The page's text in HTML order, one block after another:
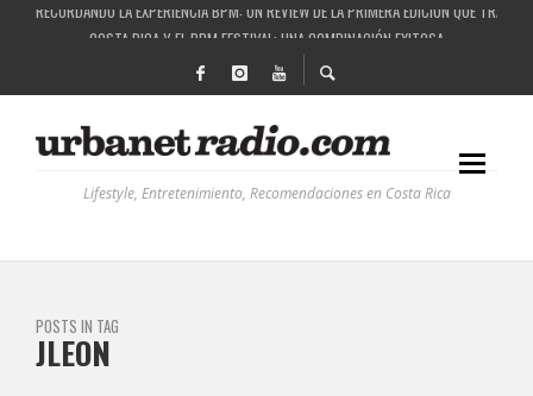
COSTA RICA Y EL BPM FESTIVAL: UNA COMBINACIÓN EXITOSA
RUTAS NATURBANAS: EL PROYECTO QUE ESTÁ TRANSFORMANDO LA CALIDAD DE
LA HISTORIA DETRÁS DE LA MÚSICA ELECTRÓNICA: BBC RADIOPHONIC WORKSHOP
Lifestyle, Entretenimiento, Recomendaciones en Costa Rica
POSTS IN TAG
JLEON